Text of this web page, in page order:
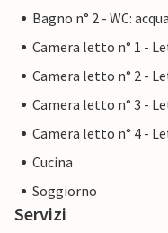
Bagno n° 2 - WC:
Camera letto n° 1 -
Camera letto n° 2 -
Camera letto n° 3 -
Camera letto n° 4 -
Cucina
Soggiorno
Servizi